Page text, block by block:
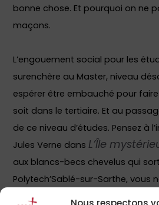
bonne chose. Et pourquoi on ne
maçons.
L’engouement social pour les
surenchère au Master, niveau
espérer être embauché pour
soit dans le tertiaire. Et au
de ce niveau d’études. Pensez à
Jules Verne dans L’Île
aux blancs-becs chevelus qui
Polytech’Sablé-sur-Sarthe, vous